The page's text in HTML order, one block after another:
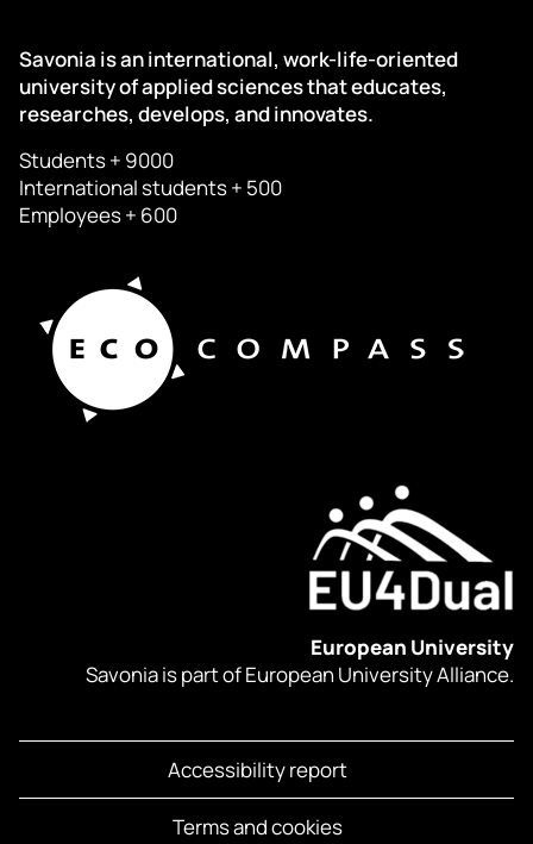
Savonia is an international, work-life-oriented
university of applied sciences that educates,
researches, develops, and innovates.
Students + 9000
International students + 500
Employees + 600
European University
Savonia is part of European University Alliance.
Accessibility report
Terms and cookies